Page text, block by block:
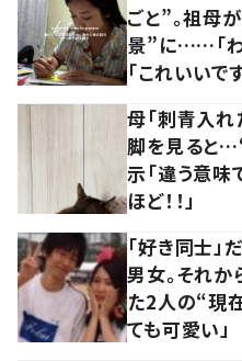
ごと”。祖母
景”に……「わ
「これいいで
母「刺青入れ
脚を見ると
示「違う意味
ほど！！」
「好き同士」
男女。それ
た2人の“現
ても可愛い」